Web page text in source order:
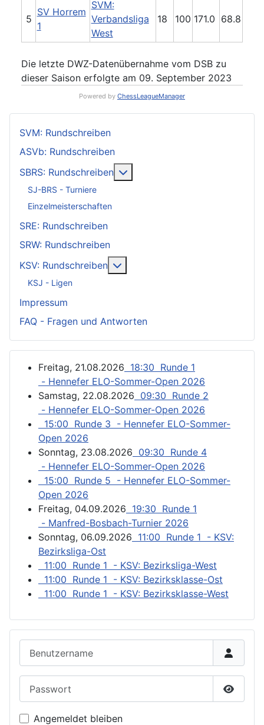
5
SV Horrem
1
SVM:
Verbandsliga
West
18 100 171.0 68.8
Die letzte DWZ-Datenübernahme vom DSB zu
dieser Saison erfolgte am 09. September 2023
Powered by ChessLeagueManager
SVM: Rundschreiben
ASVb: Rundschreiben
SBRS: Rundschreiben
SJ-BRS - Turniere
Einzelmeisterschaften
SRE: Rundschreiben
SRW: Rundschreiben
KSV: Rundschreiben
KSJ - Ligen
Impressum
FAQ - Fragen und Antworten
Freitag, 21.08.2026 18:30 Runde 1
- Hennefer ELO-Sommer-Open 2026
Samstag, 22.08.2026 09:30 Runde 2
- Hennefer ELO-Sommer-Open 2026
15:00 Runde 3 - Hennefer ELO-Sommer-
Open 2026
Sonntag, 23.08.2026 09:30 Runde 4
- Hennefer ELO-Sommer-Open 2026
15:00 Runde 5 - Hennefer ELO-Sommer-
Open 2026
Freitag, 04.09.2026 19:30 Runde 1
- Manfred-Bosbach-Turnier 2026
Sonntag, 06.09.2026 11:00 Runde 1 - KSV:
Bezirksliga-Ost
11:00 Runde 1 - KSV: Bezirksliga-West
11:00 Runde 1 - KSV: Bezirksklasse-Ost
11:00 Runde 1 - KSV: Bezirksklasse-West
Angemeldet bleiben